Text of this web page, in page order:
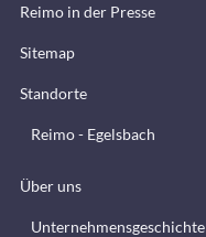
Reimo in der Presse
Sitemap
Standorte
Reimo - Egelsbach
Über uns
Unternehmensgeschichte